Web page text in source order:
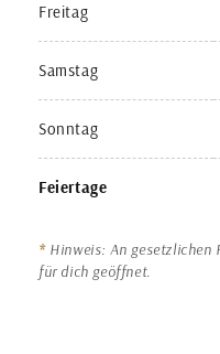
Freitag
Samstag
Sonntag
Feiertage
*Hinweis: An gesetzlichen
für dich geöffnet.